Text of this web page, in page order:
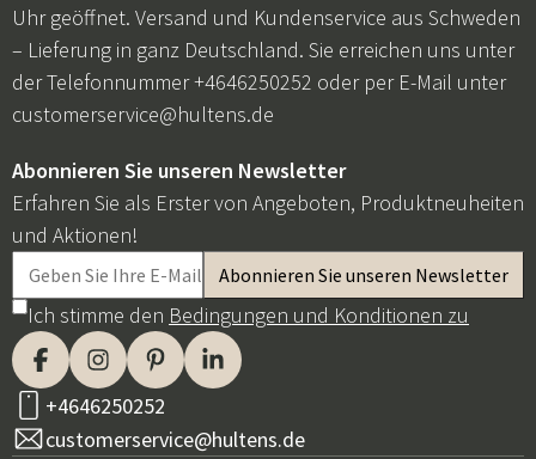
Uhr geöffnet. Versand und Kundenservice aus Schweden
– Lieferung in ganz Deutschland. Sie erreichen uns unter
der Telefonnummer +4646250252 oder per E-Mail unter
customerservice@hultens.de
Abonnieren Sie unseren Newsletter
Erfahren Sie als Erster von Angeboten, Produktneuheiten
und Aktionen!
Ich stimme den Bedingungen und Konditionen zu
+4646250252
customerservice@hultens.de